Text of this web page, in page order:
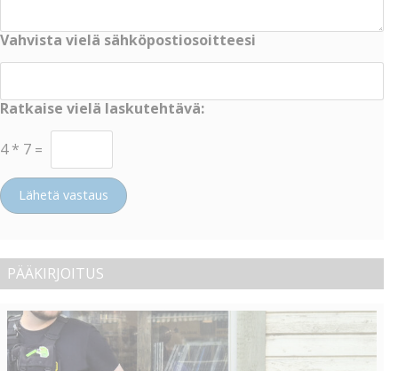
Vahvista vielä sähköpostiosoitteesi
Ratkaise vielä laskutehtävä:
4 * 7 =
Lähetä vastaus
PÄÄKIRJOITUS